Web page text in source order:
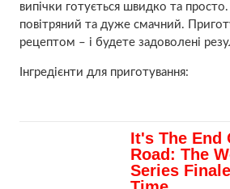
випічки готується швидко та
повітряний та дуже смачний.
рецептом – і будете задоволені
Інгредієнти для приготування: